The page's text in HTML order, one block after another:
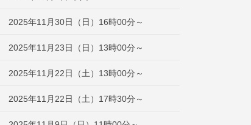
2025年11月30日（日）16時00分～
2025年11月23日（日）13時00分～
2025年11月22日（土）13時00分～
2025年11月22日（土）17時30分～